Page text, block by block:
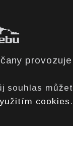
souhlas
cookies .